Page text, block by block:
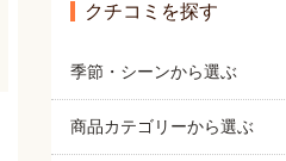
クチコミを探す
季節・シーンから選ぶ
商品カテゴリーから選ぶ